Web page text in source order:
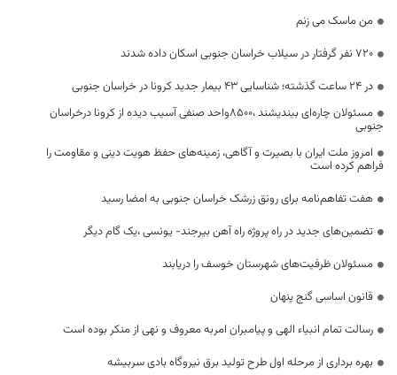
من ماسک می زنم
720 نفر گرفتار در سیلاب خراسان جنوبی اسکان داده شدند
در 24 ساعت گذشته؛ شناسایی 43 بیمار جدید کرونا در خراسان جنوبی
مسئولان چاره‌ای بیندیشند ،۸۵۰۰واحد صنفی آسیب دیده از کرونا درخراسان
جنوبی
امروز ملت ایران با بصیرت و آگاهی، زمینه‌های حفظ هویت دینی و مقاومت را
فراهم کرده است
هفت تفاهم‌نامه برای رونق زرشک خراسان جنوبی به امضا رسید
تضمین‌های جدید در راه پروژه راه آهن بیرجند- یونسی ،یک گام دیگر
مسئولان ظرفیت‌های شهرستان خوسف را دریابند
قانون اساسی گنج پنهان
رسالت تمام انبیاء الهی و پیامبران امربه معروف و نهی از منکر بوده است
بهره برداری از مرحله اول طرح تولید برق نیروگاه بادی سربیشه